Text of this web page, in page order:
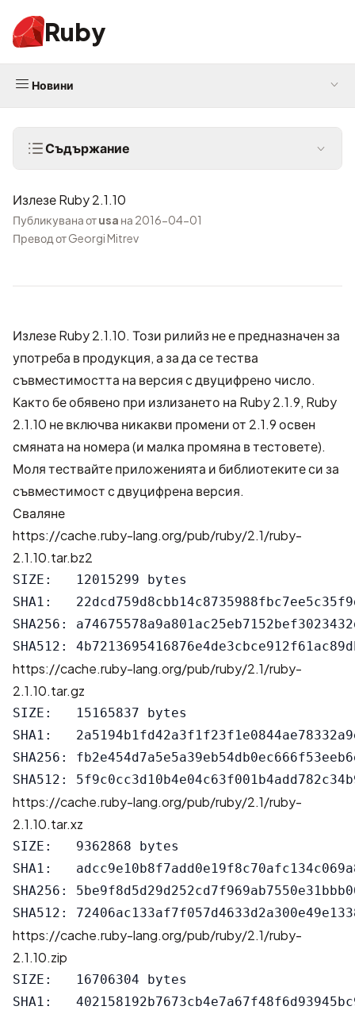
Ruby
Новини
Съдържание
Излезе Ruby 2.1.10
Публикувана отusa на 2016-04-01
Превод от Georgi Mitrev
Излезе Ruby 2.1.10. Този рилийз не е предназначен за
употреба в продукция, а за да се тества
съвместимостта на версия с двуцифрено число.
Както бе обявено при излизането на Ruby 2.1.9, Ruby
2.1.10 не включва никакви промени от 2.1.9 освен
смяната на номера (и малка промяна в тестовете).
Моля тествайте приложенията и библиотеките си за
съвместимост с двуцифрена версия.
Сваляне
https://cache.ruby-lang.org/pub/ruby/2.1/ruby-
2.1.10.tar.bz2
SIZE:   12015299 bytes
SHA1:
SHA256:
https://cache.ruby-lang.org/pub/ruby/2.1/ruby-
2.1.10.tar.gz
SIZE:   15165837 bytes
SHA1:
SHA256:
https://cache.ruby-lang.org/pub/ruby/2.1/ruby-
2.1.10.tar.xz
SIZE:   9362868 bytes
SHA1:
SHA256:
https://cache.ruby-lang.org/pub/ruby/2.1/ruby-
2.1.10.zip
SIZE:   16706304 bytes
SHA1: